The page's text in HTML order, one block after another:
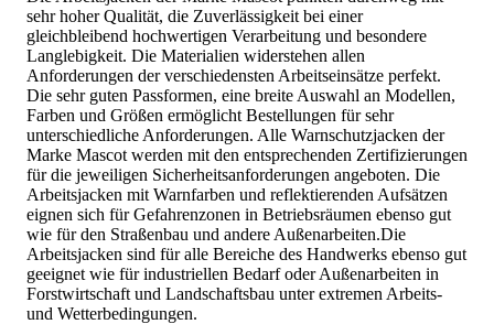
sehr hoher Qualität, die Zuverlässigkeit bei einer
gleichbleibend hochwertigen Verarbeitung und besondere
Langlebigkeit. Die Materialien widerstehen allen
Anforderungen der verschiedensten Arbeitseinsätze perfekt.
Die sehr guten Passformen, eine breite Auswahl an Modellen,
Farben und Größen ermöglicht Bestellungen für sehr
unterschiedliche Anforderungen. Alle Warnschutzjacken der
Marke Mascot werden mit den entsprechenden Zertifizierungen
für die jeweiligen Sicherheitsanforderungen angeboten. Die
Arbeitsjacken mit Warnfarben und reflektierenden Aufsätzen
eignen sich für Gefahrenzonen in Betriebsräumen ebenso gut
wie für den Straßenbau und andere Außenarbeiten.Die
Arbeitsjacken sind für alle Bereiche des Handwerks ebenso gut
geeignet wie für industriellen Bedarf oder Außenarbeiten in
Forstwirtschaft und Landschaftsbau unter extremen Arbeits-
und Wetterbedingungen.